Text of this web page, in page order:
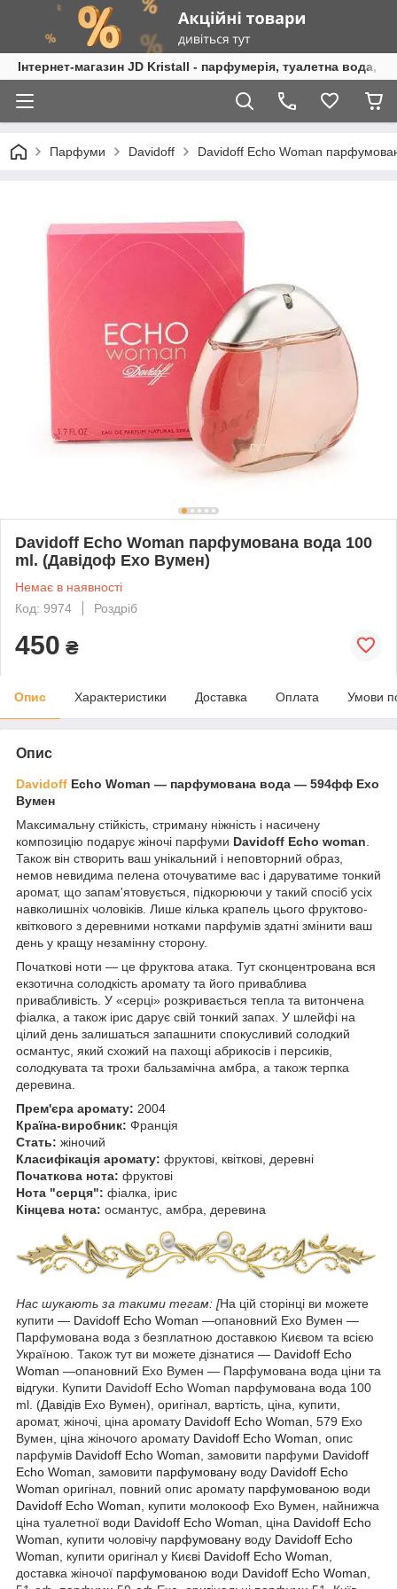
Інтернет-магазин JD Kristall - парфумерія, туалетна вода,
Парфуми Davidoff Davidoff Echo Woman
Davidoff Echo Woman парфумована вода 100
ml. (Давідоф Ехо Вумен)
Немає в наявності
Код: 9974
Роздріб
450 ₴
Опис Характеристики Доставка Оплата Умови
Опис
Davidoff Echo Woman — парфумована вода — 594фф Ехо
Вумен
Максимальну стійкість, стриману ніжність і насичену
композицію подарує жіночі парфуми Davidoff Echo woman
Також він створить ваш унікальний і неповторний образ,
немов невидима пелена оточуватиме вас і даруватиме тонкий
аромат, що запам'ятовується, підкорюючи у такий спосіб усіх
навколишніх чоловіків. Лише кілька крапель цього фруктово-
квіткового з деревними нотками парфумів здатні змінити ваш
день у кращу незамінну сторону.
Початкові ноти — це фруктова атака. Тут сконцентрована вся
екзотична солодкість аромату та його приваблива
привабливість. У «серці» розкривається тепла та витончена
фіалка, а також ірис дарує свій тонкий запах. У шлейфі на
цілий день залишаться запашнити спокусливий солодкий
османтус, який схожий на пахощі абрикосів і персиків,
солодкувата та трохи бальзамічна амбра, а також терпка
деревина.
Прем'єра аромату: 2004
Країна-виробник: Франція
Стать: жіночий
Класифікація аромату: фруктові, квіткові, деревні
Початкова нота: фруктові
Нота "серця": фіалка, ірис
Кінцева нота: османтус, амбра, деревина
Нас шукають за такими тегам: [На цій сторінці ви можете
купити — Davidoff Echo Woman ―опановний Ехо Вумен ―
Парфумована вода з безплатною доставкою Києвом та всією
Україною. Також тут ви можете дізнатися ― Davidoff Echo
Woman ―опановний Ехо Вумен ― Парфумована вода ціни та
відгуки. Купити Davidoff Echo Woman парфумована вода 100
ml. (Давідів Ехо Вумен), оригінал, вартість, ціна, купити,
аромат, жіночі, ціна аромату Davidoff Echo Woman, 579 Ехо
Вумен, ціна жіночого аромату Davidoff Echo Woman, опис
парфумів Davidoff Echo Woman, замовити парфуми Davidoff
Echo Woman, замовити парфумовану воду Davidoff Echo
Woman оригінал, повний опис аромату парфумованою води
Davidoff Echo Woman, купити молокооф Ехо Вумен, найнижча
ціна туалетної води Davidoff Echo Woman, ціна Davidoff Echo
Woman, купити чоловічу парфумовану воду Davidoff Echo
Woman, купити оригінал у Києві Davidoff Echo Woman,
доставка жіночої парфумованою води Davidoff Echo Woman,